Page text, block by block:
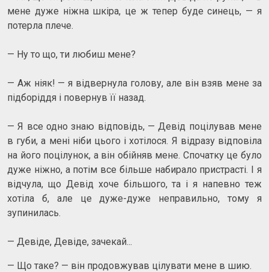
мене дуже ніжна шкіра, це ж тепер буде синець, — я
потерла плече.
— Ну то що, ти любиш мене?
— Аж ніяк! — я відвернула голову, але він взяв мене за
підборіддя і повернув її назад.
— Я все одно знаю відповідь, — Девід поцілував мене
в губи, а мені ніби цього і хотілося. Я відразу відповіла
на його поцілунок, а він обійняв мене. Спочатку це було
дуже ніжно, а потім все більше набирало пристрасті. І я
відчула, що Девід хоче більшого, та і я напевно теж
хотіла б, але це дуже-дуже неправильно, тому я
зупинилась.
— Девіде, Девіде, зачекай...
— Що таке? — він продовжував цілувати мене в шию.